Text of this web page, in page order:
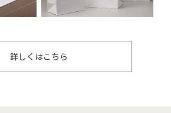
詳しくはこちら